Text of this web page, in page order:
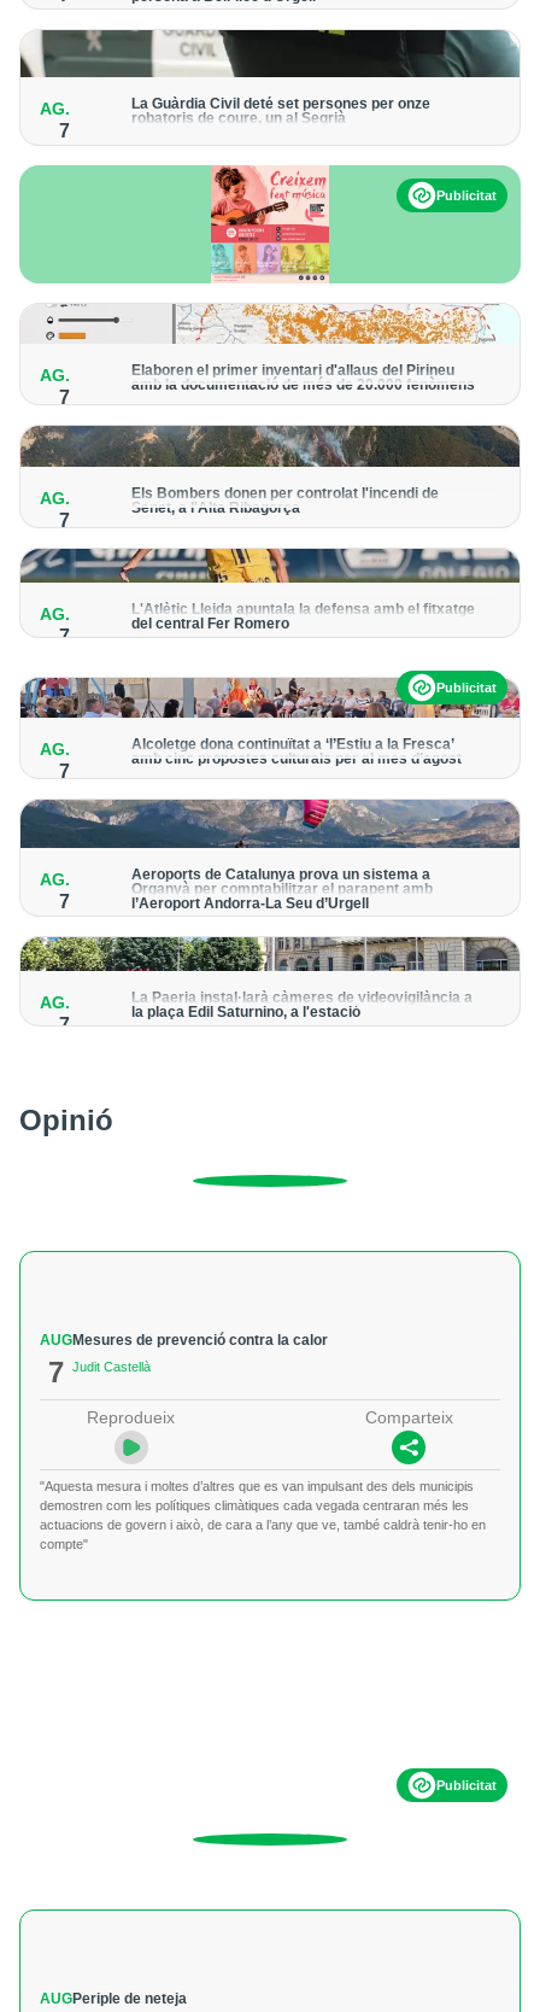
forma progressiva
AG.
7
La Guàrdia Civil deté set persones per onze
robatoris de coure, un al Segrià
Publicitat
AG.
7
Elaboren el primer inventari d'allaus del Pirineu
amb la documentació de més de 20.000 fenòmens
Obra de l'Institut Cartogràfic i Geològic de Catalunya, amb
AG.
7
Els Bombers donen per controlat l'incendi de
Senet, a l'Alta Ribagorça
El cos manté la vigilància de la zona amb drons i mitjans aeris
AG.
7
L'Atlètic Lleida apuntala la defensa amb el fitxatge
del central Fer Romero
Publicitat
AG.
7
Alcoletge dona continuïtat a ‘l’Estiu a la Fresca’
amb cinc propostes culturals per al mes d’agost
Un dels grans protagonistes de la programació serà
AG.
7
Aeroports de Catalunya prova un sistema a
Organyà per comptabilitzar el parapent amb
l’Aeroport Andorra-La Seu d’Urgell
mòbil per donar pas als avions amb vols instrumentals
AG.
7
La Paeria instal·larà càmeres de videovigilància a
la plaça Edil Saturnino, a l'estació
Opinió
AUG
7
Mesures de prevenció contra la calor
Judit Castellà
Reprodueix Comparteix
"Aquesta mesura i moltes d’altres que es van impulsant des dels municipis
demostren com les polítiques climàtiques cada vegada centraran més les
actuacions de govern i això, de cara a l’any que ve, també caldrà tenir-ho en
compte"
Publicitat
AUGPeriple de neteja